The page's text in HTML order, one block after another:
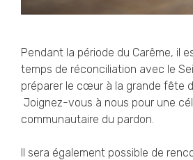
Pendant la période du Carême, il
temps de réconciliation avec le
préparer le cœur à la grande fête
Joignez-vous à nous pour une
communautaire du pardon.
Il sera également possible de